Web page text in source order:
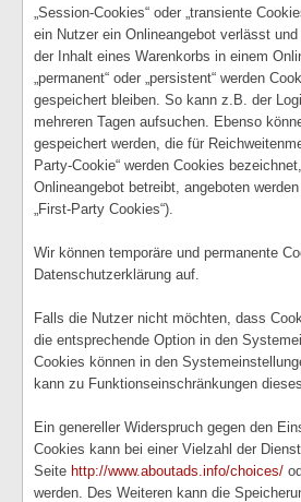
„Session-Cookies“ oder „transiente
ein Nutzer ein Onlineangebot verlässt
der Inhalt eines Warenkorbs in einem
„permanent“ oder „persistent“ werden
gespeichert bleiben. So kann z.B. der
mehreren Tagen aufsuchen. Ebenso
gespeichert werden, die für
Party-Cookie“ werden Cookies
Onlineangebot betreibt, angeboten
„First-Party Cookies“).
Wir können temporäre und permanente
Datenschutzerklärung auf.
Falls die Nutzer nicht möchten, dass
die entsprechende Option in den
Cookies können in den
kann zu Funktionseinschränkungen
Ein genereller Widerspruch gegen den
Cookies kann bei einer Vielzahl der
Seite http://www.aboutads.info/choices/
werden. Des Weiteren kann die